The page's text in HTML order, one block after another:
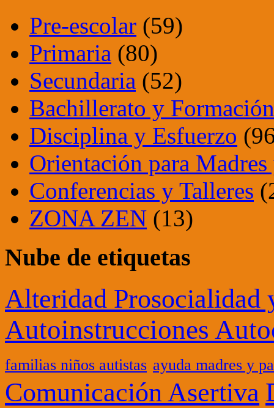
Pre-escolar (59)
Primaria (80)
Secundaria (52)
Bachillerato y
Disciplina y Esfuerzo
Orientación para Madres
Conferencias y Talleres
ZONA ZEN (13)
Nube de etiquetas
Alteridad Prosocialidad
Autoinstrucciones
familias niños autistas ayuda madres y
Comunicación Asertiva